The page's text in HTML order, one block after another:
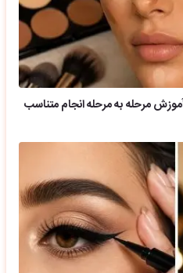
مرحله به مرحله انجام متناسب